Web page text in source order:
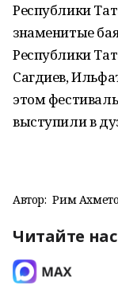
Республики
знаменитые
Республики
Сагдиев,
этом
выступили в
Автор: Рим
Читайте нас